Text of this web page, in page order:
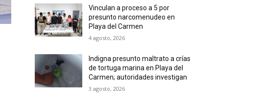
Vinculan a proceso a 5 por
presunto narcomenudeo en
Playa del Carmen
4 agosto, 2026
Indigna presunto maltrato a crías
de tortuga marina en Playa del
Carmen; autoridades investigan
3 agosto, 2026